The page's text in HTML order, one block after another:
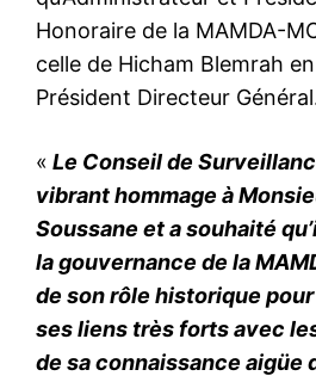
Honoraire de la MAMDA-
celle de Hicham Blemrah
Président Directeur
« Le Conseil de
vibrant hommage à
Soussane et a souhaité
la gouvernance de la
de son rôle historique
ses liens très forts avec
de sa connaissance aigüe